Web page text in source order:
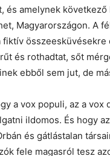
amelynek
Magyarországon. A
fiktív
és rothadtat, sőt
ebből sem jut, de
a vox populi, az a vox
ildomos. És hogy
és gátlástalan
fele magasról tesz